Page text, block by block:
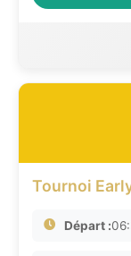
Tournoi
Départ :